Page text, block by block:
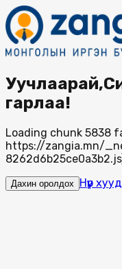
гарлаа!
Loading chunk 5838
https://zangia.mn/
Дахин оролдох Нүүр